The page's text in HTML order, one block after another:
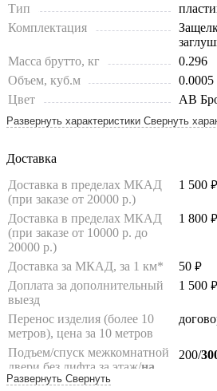
Тип
Комплектация
Масса брутто, кг
0.296
Объем, куб.м
0.0005
Цвет
AB
Развернуть характеристики Свернуть
Доставка
Доставка в пределах МКАД
(при заказе от 20000 р.)
1 500 руб.
Доставка в пределах МКАД
(при заказе от 10000 р. до
20000 р.)
1 800 руб.
Доставка за МКАД, за 1 км* 50 руб.
Доплата за дополнительный
выезд
1 500 руб.
Перенос изделия (более 10
метров), цена за 10 метров
Подъем/спуск межкомнатной
двери без лифта за этаж/на
лифте(комплект/1 полотно)
200/
Развернуть Свернуть